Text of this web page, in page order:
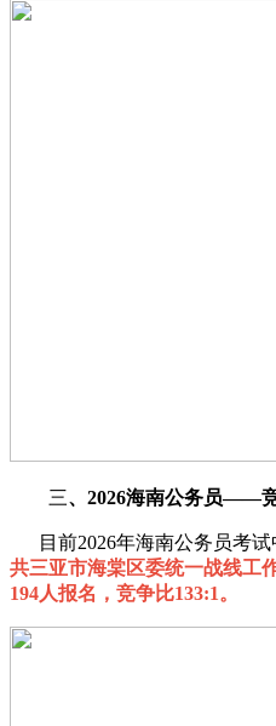
三、2026海南公务员——
目前2026年海南公务员考试
共三亚市海棠区委统一战线工
194人报名，竞争比133:1。